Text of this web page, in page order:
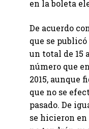
en la boleta
De acuerdo
que se
un total de 15
número que
2015, aunque
que no se
pasado. De
se hicieron